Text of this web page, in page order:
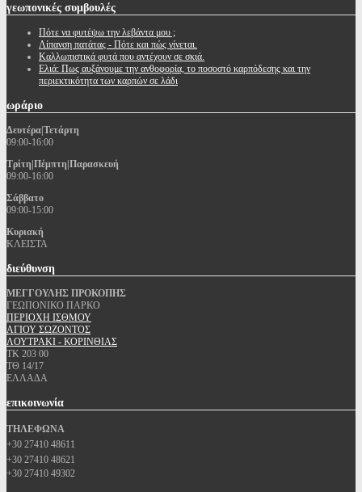
γεωπονικές συμβουλές
Πότε να φυτέψω την λεβάντα μου ;
Λίπανση πατάτας - Πότε και πώς γίνεται.
Καλλωπιστικά φυτά που αντέχουν σε σκιά.
Ελιά: Πως αυξάνουμε την ανθοφορία, το ποσοστό καρπόδεσης και την
περιεκτικότητα των καρπών σε λάδι
ωράριο
Δευτέρα|Τετάρτη
09:00-16:00
Τρίτη|Πέμπτη|Παρασκευή
09:00-16:00
Σάββατο
09:00-15:00
Κυριακή
ΚΛΕΙΣΤΑ
διεύθυνση
ΜΕΓΓΟΥΛΗΣ ΠΡΟΚΟΠΗΣ
ΓΕΩΠΟΝΙΚΟ ΠΑΡΚΟ
ΠΕΡΙΟΧΗ ΙΣΘΜΟΥ
ΑΓΙΟΥ ΣΩΖΟΝΤΟΣ
ΛΟΥΤΡΑΚΙ - ΚΟΡΙΝΘΙΑΣ
ΤΚ 203 00
ΤΘ 14/17
ΕΛΛΑΔΑ
επικοινωνία
ΤΗΛΕΦΩΝΑ
+30 27410 48611
+30 27410 48621
+30 27410 49302